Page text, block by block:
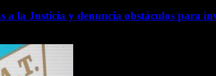
a la Justicia y denuncia obstáculos para